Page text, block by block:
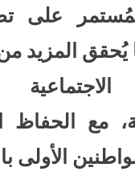
على
يُحقق المزيد
الاجتماعية
مع
الأولى